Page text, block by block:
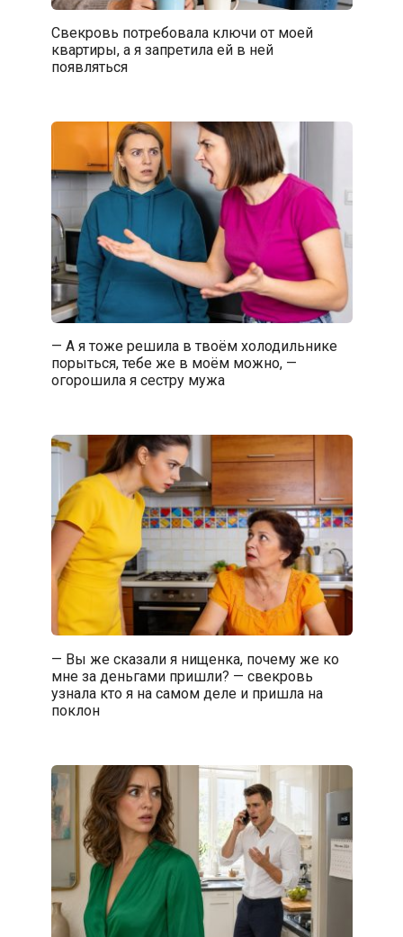
Свекровь потребовала ключи от моей
квартиры, а я запретила ей в ней
появляться
— А я тоже решила в твоём холодильнике
порыться, тебе же в моём можно, —
огорошила я сестру мужа
— Вы же сказали я нищенка, почему же ко
мне за деньгами пришли? — свекровь
узнала кто я на самом деле и пришла на
поклон